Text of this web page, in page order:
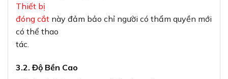
Thiết bị
đóng cắt này đảm bảo chỉ người có thẩm quyền mới
có thể thao
tác.
3.2. Độ Bền Cao